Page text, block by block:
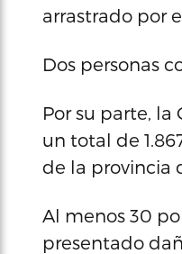
arrastrado por
Dos personas
Por su parte,
un total de
de la provincia
Al menos 30
presentado